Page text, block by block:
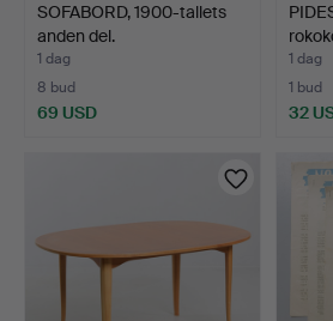
SOFABORD, 1900-tallets
anden del.
1 dag
8 bud
69 USD
1 dag
1 bud
32